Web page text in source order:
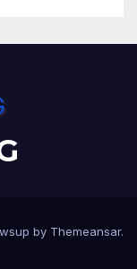
by Themeansar.